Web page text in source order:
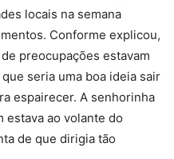
locais na semana
Conforme explicou,
preocupações estavam
seria uma boa ideia sair
espairecer. A senhorinha
estava ao volante do
de que dirigia tão